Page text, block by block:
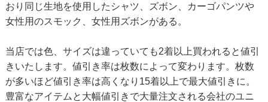
おり同じ生地を使用したシャツ、ズボン、カーゴパンツや
女性用のスモック、女性用ズボンがある。
当店では色、サイズは違っていても2着以上買われると値引
きいたします。値引き率は枚数によって変わります。枚数
が多いほど値引き率は高くなり15着以上で最大値引きに。
豊富なアイテムと大幅値引きで大量注文される会社のユニ